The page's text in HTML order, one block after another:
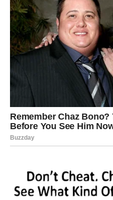
RIBE
Ribe ulaze u veoma
Poslije mnogo tuge dolazi
sigurnosti.
Srce konačno
Pred vama su trenuci puni
Dnevni horoskop za petak
znakovima Zodijaka lijepe
promjene, ali posebno će